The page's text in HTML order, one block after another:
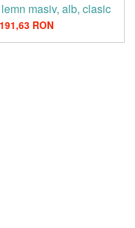
masiv, alb, clasic
RON